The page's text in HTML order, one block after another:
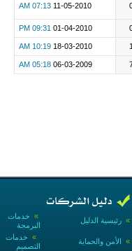
11-05-2010
07:13 AM
01-04-2010
09:31 PM
1
18-03-2010
10:19 AM
06-03-2009
05:18 AM
» خدمات
البرمجة
» رئيسية الدليل
» خدمات
التصميم
» الأمن والحماية